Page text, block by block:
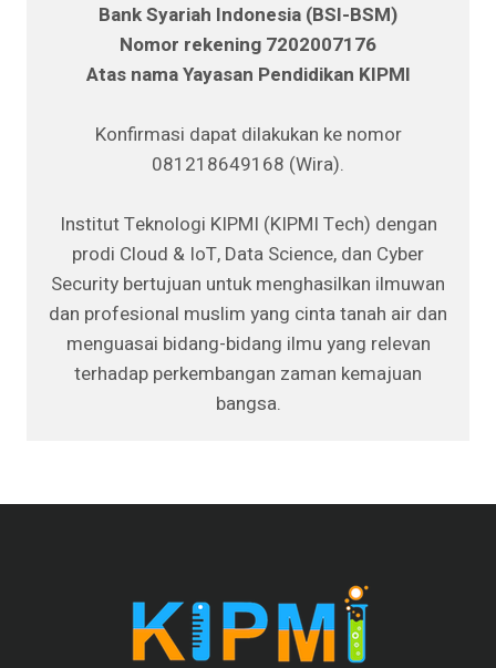
Bank Syariah Indonesia (BSI-BSM)
Nomor rekening 7202007176
Atas nama Yayasan Pendidikan KIPMI
Konfirmasi dapat dilakukan ke nomor
081218649168 (Wira).
Institut Teknologi KIPMI (KIPMI Tech) dengan
prodi Cloud & IoT, Data Science, dan Cyber
Security bertujuan untuk menghasilkan ilmuwan
dan profesional muslim yang cinta tanah air dan
menguasai bidang-bidang ilmu yang relevan
terhadap perkembangan zaman kemajuan
bangsa.